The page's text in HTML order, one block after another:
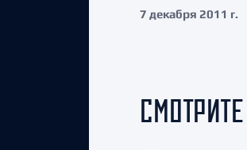
7 декабря 2011 г.